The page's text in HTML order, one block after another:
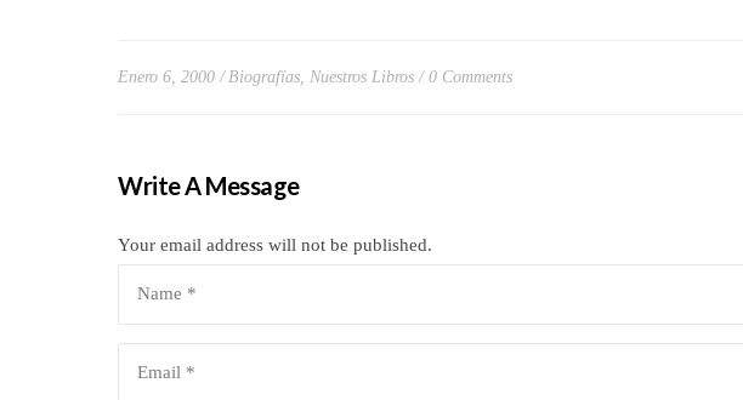
Enero 6, 2000 Biografías Nuestros Libros 0 Comments
Write A Message
Your email address will not be published.